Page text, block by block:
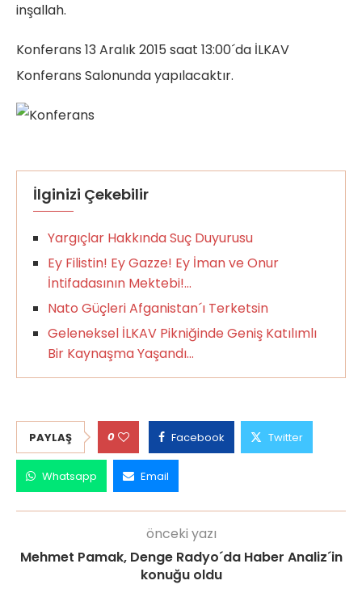
inşallah.
Konferans 13 Aralık 2015 saat 13:00´da İLKAV
Konferans Salonunda yapılacaktır.
İlginizi Çekebilir
Yargıçlar Hakkında Suç Duyurusu
Ey Filistin! Ey Gazze! Ey İman ve Onur
İntifadasının Mektebi!…
Nato Güçleri Afganistan´ı Terketsin
Geleneksel İLKAV Pikniğinde Geniş Katılımlı
Bir Kaynaşma Yaşandı…
PAYLAŞ 0 Facebook Twitter
Whatsapp Email
önceki yazı
Mehmet Pamak, Denge Radyo´da Haber Analiz´in
konuğu oldu